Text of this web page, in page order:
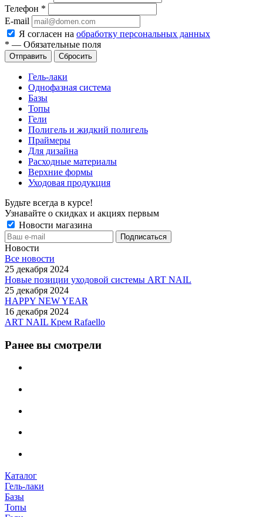
Телефон *
E-mail
Я согласен на обработку персональных данных
* — Обязательные поля
Сбросить
Гель-лаки
Однофазная система
Базы
Топы
Гели
Полигель и жидкий полигель
Праймеры
Для дизайна
Расходные материалы
Верхние формы
Уходовая продукция
Будьте всегда в курсе!
Узнавайте о скидках и акциях первым
Новости магазина
Новости
Все новости
25 декабря 2024
Новые позиции уходовой системы ART NAIL
25 декабря 2024
HAPPY NEW YEAR
16 декабря 2024
ART NAIL Крем Rafaello
Ранее вы смотрели
Каталог
Гель-лаки
Базы
Топы